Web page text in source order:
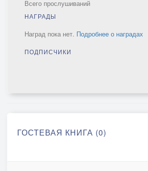
Всего прослушиваний
НАГРАДЫ
Наград пока нет. Подробнее о наградах
ПОДПИСЧИКИ
ГОСТЕВАЯ КНИГА (0)